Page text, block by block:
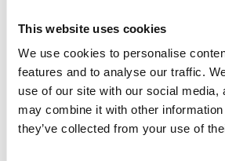
This website uses cookies
We use cookies to personalise
features and to analyse our traffic.
use of our site with our social
may combine it with other
they’ve collected from your use of
gewohnt. Im Zeitalter von Social
ständig Visuals auf sämtlichen
Smartphone Screen zu sehen und
abzuleiten. Visueller Content eignet
Bilder, Videos und Infografiken sehr